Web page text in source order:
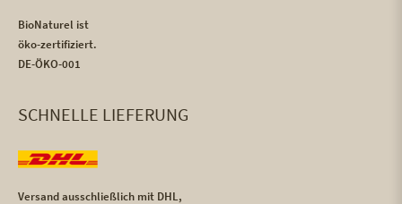
BioNaturel ist
öko-zertifiziert.
DE-ÖKO-001
SCHNELLE LIEFERUNG
Versand ausschließlich mit DHL,